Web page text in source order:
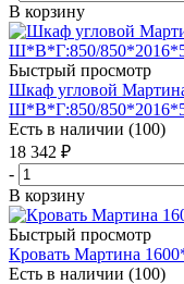
В корзину
Быстрый просмотр
Шкаф угловой
Ш*В*Г:850/
Есть в наличии (100)
18 342 ₽
-
В корзину
Быстрый просмотр
Кровать Мартина
Есть в наличии (100)